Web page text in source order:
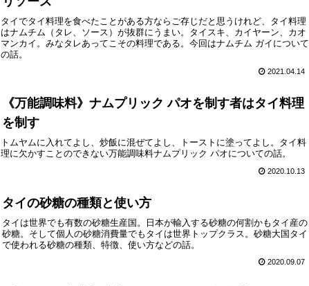
タイでタイ料理を食べたことがある方ならご存じだと思うけれど、タイ料理
はナムチム（タレ、ソース）が抜群にうまい。タイスキ、カイヤーン、カオ
マンカイ。みなタレあってこその料理である。今回はナムチム ガイについて
の話。
2021.04.14
《万能調味料》ナムプリック パオを制す者はタイ料理
を制す
トムヤムに入れてよし、炒飯に混ぜてよし、トーストに塗ってよし。タイ料
理に欠かすことのできない万能調味料ナムプリック パオについての話。
2020.10.13
タイの砂糖の種類と使い方
タイは世界でも有数の砂糖生産国。日本が輸入する砂糖の何割かもタイ産の
砂糖。そして個人の砂糖消費量でもタイは世界トップクラス。砂糖大国タイ
で使われる砂糖の種類、特徴、使い方などの話。
2020.09.07